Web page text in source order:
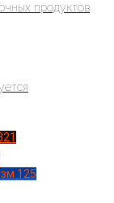
продуктов
125